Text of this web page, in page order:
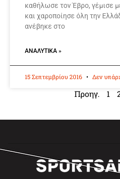
καθήλωσε τον Έβρο, γέμισε
και χαροποίησε όλη την
ανέβηκε στο
ΑΝΑΛΥΤΙΚΆ »
15 Σεπτεμβρίου 2016 Δεν
Προηγ. 1